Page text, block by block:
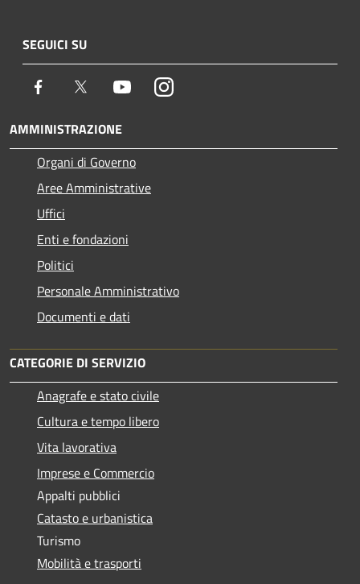
SEGUICI SU
Facebook Twitter YoutubeInstagram
AMMINISTRAZIONE
Organi di Governo
Aree Amministrative
Uffici
Enti e fondazioni
Politici
Personale Amministrativo
Documenti e dati
CATEGORIE DI SERVIZIO
Anagrafe e stato civile
Cultura e tempo libero
Vita lavorativa
Imprese e Commercio
Appalti pubblici
Catasto e urbanistica
Turismo
Mobilità e trasporti